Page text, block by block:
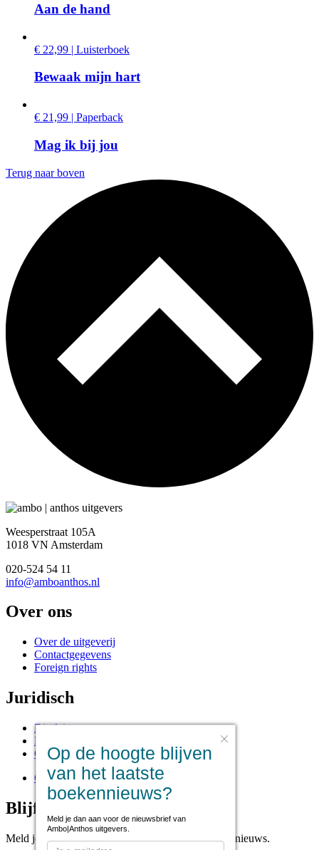
Aan de hand
€ 22,99 | Luisterboek
Bewaak mijn hart
€ 21,99 | Paperback
Mag ik bij jou
Terug naar boven
Weesperstraat 105A
1018 VN Amsterdam
020-524 54 11
info@amboanthos.nl
Over ons
Over de uitgeverij
Contactgegevens
Foreign rights
Juridisch
Disclaimer
Privacy statement
Cookies
Cookie instellingen
Blijf op de hoogte
Meld je aan voor onze nieuwsbrief voor het laatste nieuws.
Op de hoogte blijven
van het laatste
boekennieuws?
Meld je dan aan voor de nieuwsbrief van
Ambo|Anthos uitgevers.